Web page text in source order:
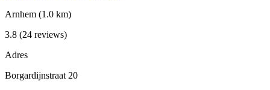
Arnhem (1.0 km)
3.8 (24 reviews)
Adres
Borgardijnstraat 20